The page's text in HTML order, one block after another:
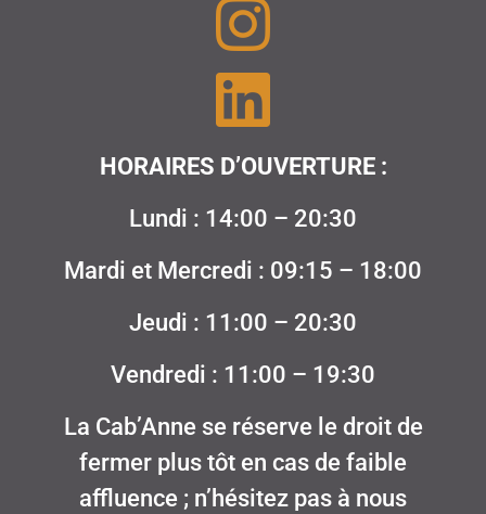
HORAIRES D’OUVERTURE :
Lundi : 14:00 – 20:30
Mardi et Mercredi : 09:15 – 18:00
Jeudi : 11:00 – 20:30
Vendredi : 11:00 – 19:30
La Cab’Anne se réserve le droit de
fermer plus tôt en cas de faible
affluence ; n’hésitez pas à nous